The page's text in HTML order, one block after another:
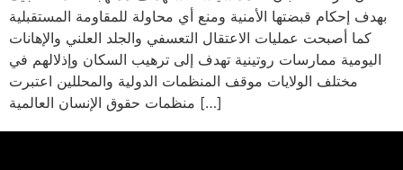
بهدف إحكام قبضتها الأمنية ومنع أي محاولة للمقاومة المستقبلية
كما أصبحت عمليات الاعتقال التعسفي والجلد العلني والإهانات
اليومية ممارسات روتينية تهدف إلى ترهيب السكان وإذلالهم في
مختلف الولايات موقف المنظمات الدولية والمحللين اعتبرت
منظمات حقوق الإنسان العالمية […]